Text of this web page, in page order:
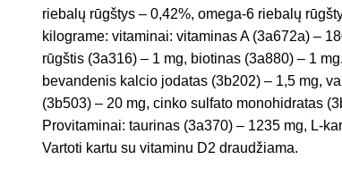
riebalų rūgštys – 0,42%, omega-6 riebalų
kilograme: vitaminai: vitaminas A (3a672a) –
rūgštis (3a316) – 1 mg, biotinas (3a880) – 1
bevandenis kalcio jodatas (3b202) – 1,5 mg,
(3b503) – 20 mg, cinko sulfato monohidratas
Provitaminai: taurinas (3a370) – 1235 mg, L-
Vartoti kartu su vitaminu D2 draudžiama.